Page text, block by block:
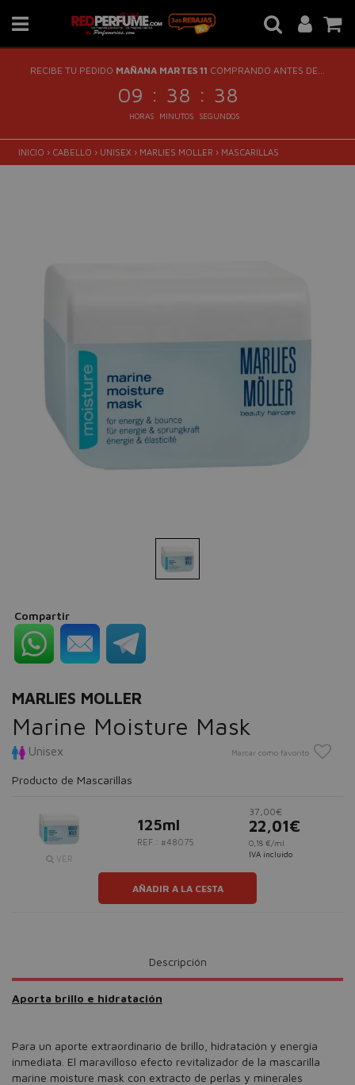
RECIBE TU PEDIDO MAÑANA MARTES 11 COMPRANDO ANTES DE...
09 : 38 : 37
HORAS MINUTOS SEGUNDOS
INICIO › CABELLO › UNISEX › MARLIES MOLLER › MASCARILLAS
Compartir
MARLIES MOLLER
Marine Moisture Mask
Unisex Marcar como favorito
Producto de Mascarillas
VER
125ml
REF.: #48075
37,00€
22,01€
0,18 €/ml
IVA incluido
AÑADIR A LA CESTA
Descripción
Aporta brillo e hidratación
Para un aporte extraordinario de brillo, hidratación y energía
inmediata. El maravilloso efecto revitalizador de la mascarilla
marine moisture mask con extracto de perlas y minerales